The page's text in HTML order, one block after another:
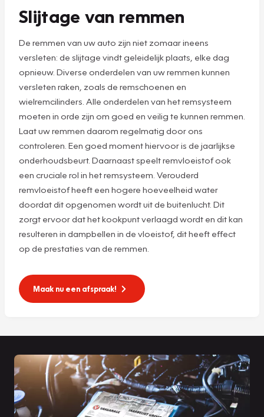
Slijtage van remmen
De remmen van uw auto zijn niet zomaar ineens
versleten: de slijtage vindt geleidelijk plaats, elke dag
opnieuw. Diverse onderdelen van uw remmen kunnen
versleten raken, zoals de remschoenen en
wielremcilinders. Alle onderdelen van het remsysteem
moeten in orde zijn om goed en veilig te kunnen remmen.
Laat uw remmen daarom regelmatig door ons
controleren. Een goed moment hiervoor is de jaarlijkse
onderhoudsbeurt. Daarnaast speelt remvloeistof ook
een cruciale rol in het remsysteem. Verouderd
remvloeistof heeft een hogere hoeveelheid water
doordat dit opgenomen wordt uit de buitenlucht. Dit
zorgt ervoor dat het kookpunt verlaagd wordt en dit kan
resulteren in dampbellen in de vloeistof, dit heeft effect
op de prestaties van de remmen.
Maak nu een afspraak!